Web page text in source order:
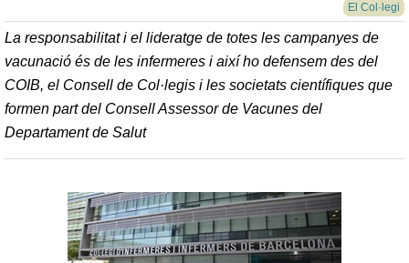
El Col·legi
La responsabilitat i el lideratge de totes les campanyes de
vacunació és de les infermeres i així ho defensem des del
COIB, el Consell de Col·legis i les societats científiques que
formen part del Consell Assessor de Vacunes del
Departament de Salut